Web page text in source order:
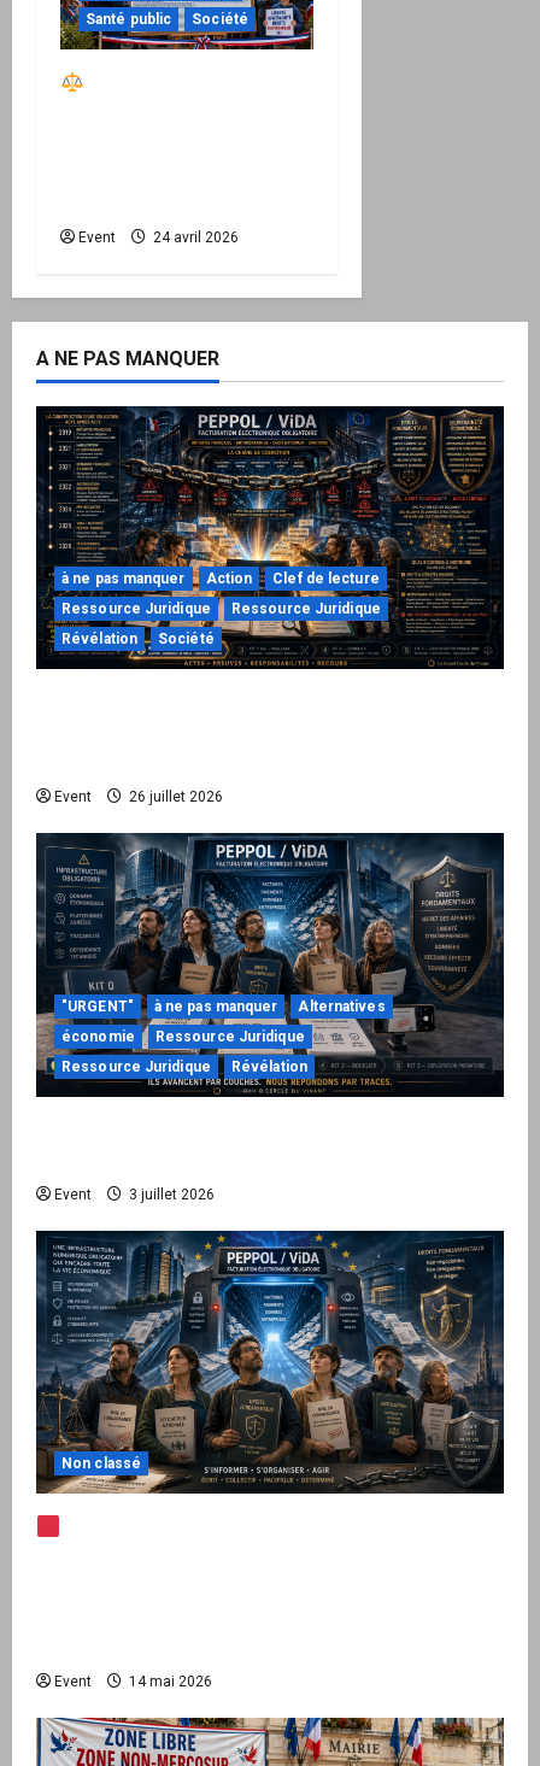
Santé public
Société
Event 24 avril 2026
A NE PAS MANQUER
à ne pas manquer Action
Clef de lecture
Ressource Juridique
Ressource Juridique
Révélation
Société
Event 26 juillet 2026
"URGENT" à ne pas manquer
Alternatives
économie
Ressource Juridique
Ressource Juridique
Révélation
Event 3 juillet 2026
Non classé
Event 14 mai 2026